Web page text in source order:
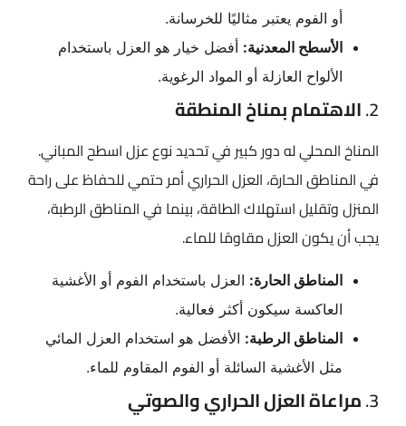
أو الفوم يعتبر مثاليًا للخرسانة.
الأسطح المعدنية: أفضل خيار هو العزل باستخدام
الألواح العازلة أو المواد الرغوية.
2. الاهتمام بمناخ المنطقة
المناخ المحلي له دور كبير في تحديد نوع عزل اسطح المباني​.
في المناطق الحارة، العزل الحراري أمر حتمي للحفاظ على راحة
المنزل وتقليل استهلاك الطاقة، بينما في المناطق الرطبة،
يجب أن يكون العزل مقاومًا للماء.
المناطق الحارة: العزل باستخدام الفوم أو الأغشية
العاكسة سيكون أكثر فعالية.
المناطق الرطبة: الأفضل هو استخدام العزل المائي
مثل الأغشية السائلة أو الفوم المقاوم للماء.
3. مراعاة العزل الحراري والصوتي